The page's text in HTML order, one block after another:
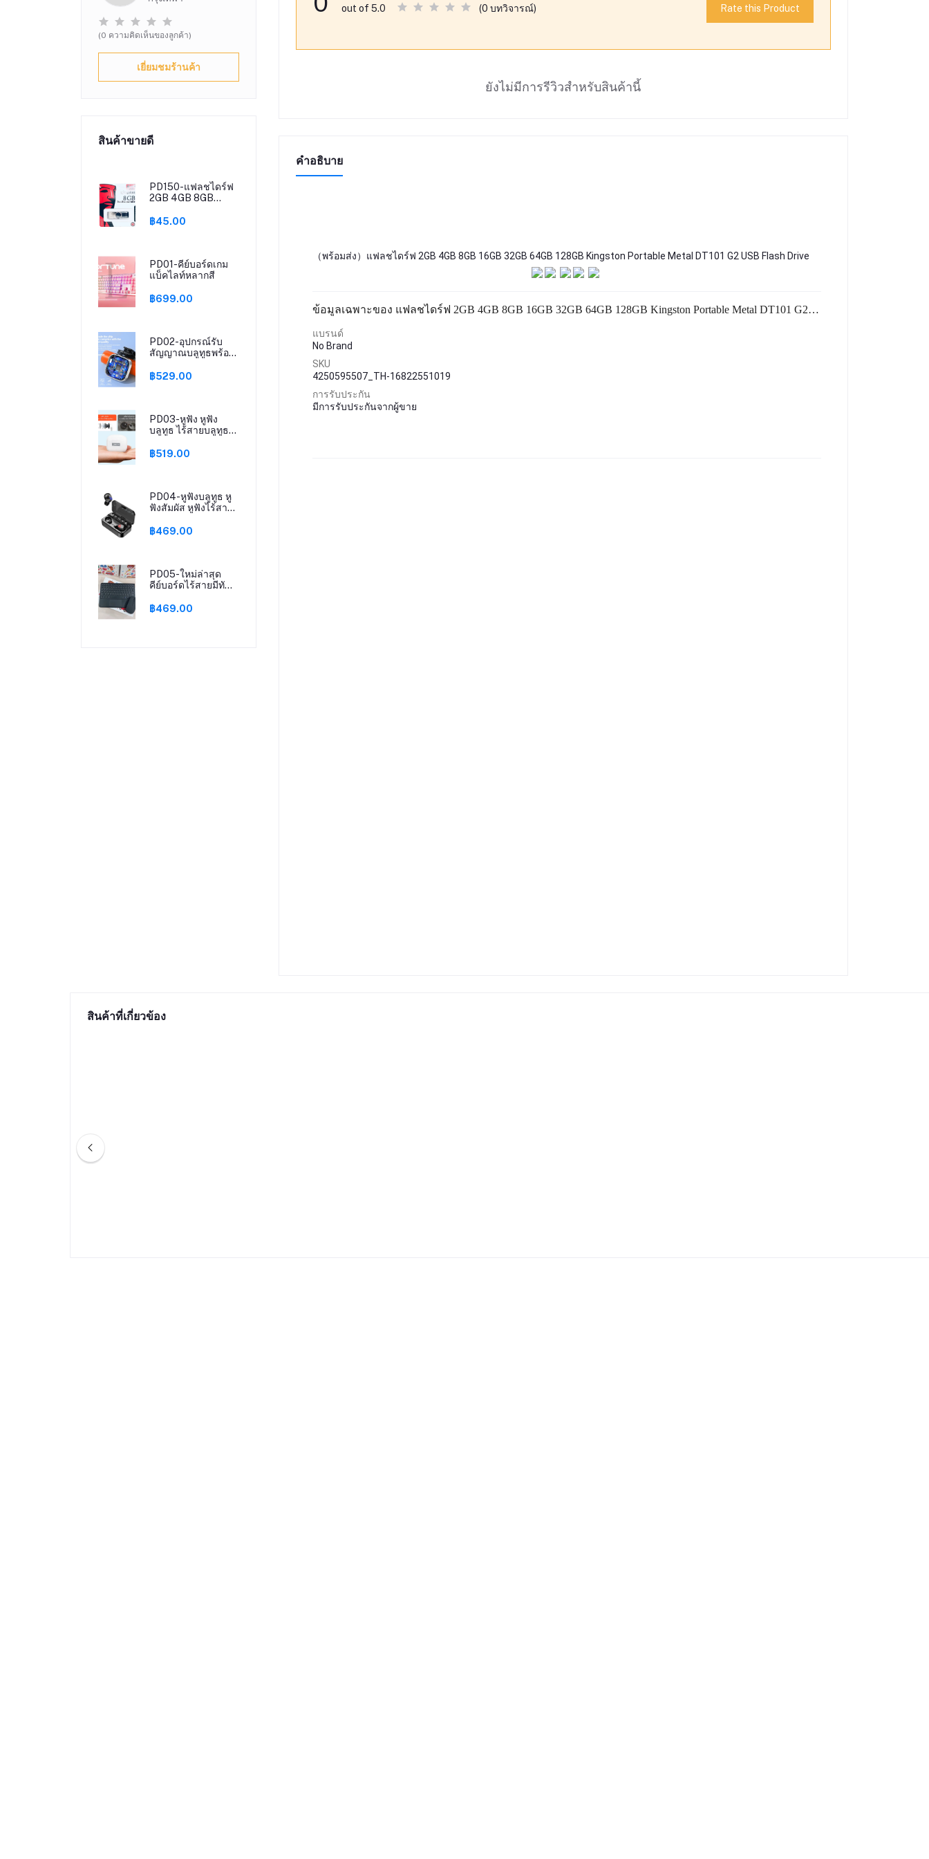
(0 ความคิดเห็นของลูกค้า)
เยี่ยมชมร้านค้า
สินค้าขายดี
PD150-แฟลชไดร์ฟ
2GB 4GB 8GB
128GB Kingston
฿45.00
PD01-คีย์บอร์ดเกม
แบ็คไลท์หลากสี
฿699.00
PD02-อุปกรณ์รับ
สัญญาณบลูทูธพร้อม
ดี เบสแน่น
฿529.00
PD03-หูฟัง หูฟัง
บลูทูธ ไร้สายบลูทูธ
ไมค์ Bluetooth
฿519.00
PD04-หูฟังบลูทูธ หู
ฟังสัมผัส หูฟังไร้สาย
Wireless bluetooth
฿469.00
PD05-ใหม่ล่าสุด
คีย์บอร์ดไร้สายมีทัช
ฟรีสติ๊กเกอร์
฿469.00
out of 5.0 (0 บทวิจารณ์) Rate this Product
ยังไม่มีการรีวิวสำหรับสินค้านี้
คำอธิบาย
（พร้อมส่ง）แฟลชไดร์ฟ 2GB 4GB 8GB 16GB 32GB 64GB 128GB Kingston Portable Metal DT101 G2 USB Flash Drive
ข้อมูลเฉพาะของ แฟลชไดร์ฟ 2GB 4GB 8GB 16GB 32GB 64GB 128GB Kingston Portable Metal DT101 G2 USB Flash Drive
แบรนด์
No Brand
SKU
4250595507_TH-16822551019
การรับประกัน
มีการรับประกันจากผู้ขาย
สินค้าที่เกี่ยวข้อง